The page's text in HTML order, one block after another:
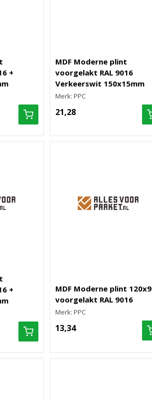
+
MDF Moderne plint
voorgelakt RAL 9016
Verkeerswit 150x15mm
Merk: PPC
21,28
+
MDF Moderne plint 120x9
voorgelakt RAL 9016
Merk: PPC
13,34